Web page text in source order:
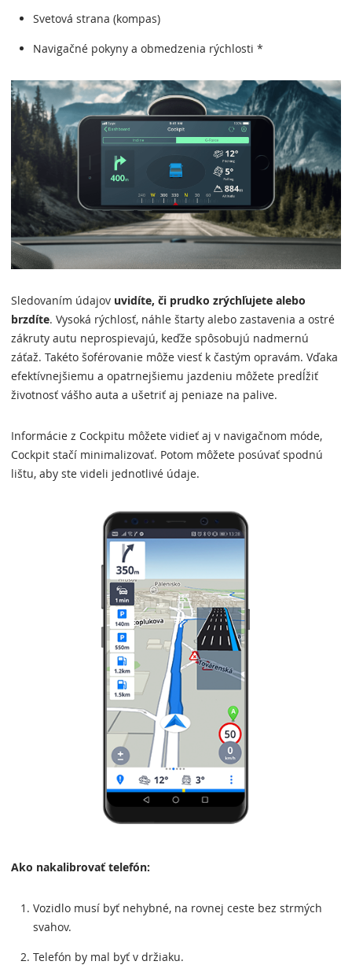
Svetová strana (kompas)
Navigačné pokyny a obmedzenia rýchlosti *
Sledovaním údajov uvidíte, či prudko zrýchľujete alebo
brzdíte. Vysoká rýchlosť, náhle štarty alebo zastavenia a ostré
zákruty autu neprospievajú, keďže spôsobujú nadmernú
záťaž. Takéto šoférovanie môže viesť k častým opravám. Vďaka
efektívnejšiemu a opatrnejšiemu jazdeniu môžete predĺžiť
životnosť vášho auta a ušetriť aj peniaze na palive.
Informácie z Cockpitu môžete vidieť aj v navigačnom móde,
Cockpit stačí minimalizovať. Potom môžete posúvať spodnú
lištu, aby ste videli jednotlivé údaje.
Ako nakalibrovať telefón:
Vozidlo musí byť nehybné, na rovnej ceste bez strmých
svahov.
Telefón by mal byť v držiaku.